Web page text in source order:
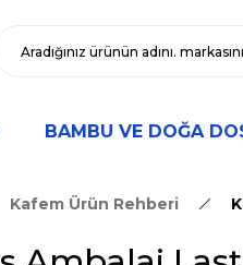
BAMBU VE DOĞA
Kafem Ürün Rehberi